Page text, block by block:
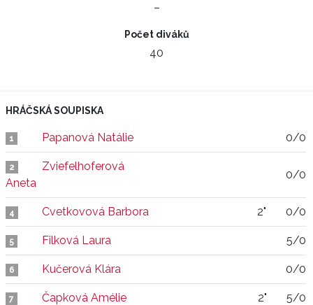
–
Počet diváků
40
HRÁČSKÁ SOUPISKA
1 Papanová Natálie 0/0
2
Zviefelhoferová
Aneta
0/0
4 Cvetkovová Barbora 2" 0/0
5 Filková Laura 5/0
6 Kučerová Klára 0/0
7 Čapková Amélie 2" 5/0